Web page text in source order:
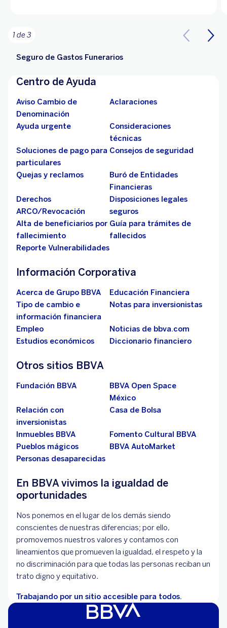
1 de 3
Seguro de Gastos Funerarios
Centro de Ayuda
Aviso Cambio de
Denominación
Aclaraciones
Ayuda urgente
Consideraciones
técnicas
Soluciones de pago para
particulares
Consejos de seguridad
Quejas y reclamos
Buró de Entidades
Financieras
Derechos
ARCO/Revocación
Disposiciones legales
seguros
Alta de beneficiarios por
fallecimiento
Guía para trámites de
fallecidos
Reporte Vulnerabilidades
Información Corporativa
Acerca de Grupo BBVA
Educación Financiera
Tipo de cambio e
información financiera
Notas para inversionistas
Empleo
Noticias de bbva.com
Estudios económicos
Diccionario financiero
Otros sitios BBVA
Fundación BBVA
BBVA Open Space
México
Relación con
inversionistas
Casa de Bolsa
Inmuebles BBVA
Fomento Cultural BBVA
Pueblos mágicos
BBVA AutoMarket
Personas desaparecidas
En BBVA vivimos la igualdad de
oportunidades
Nos ponemos en el lugar de los demás siendo
conscientes de nuestras diferencias; por ello,
promovemos nuestros valores y contamos con
lineamientos que promueven la igualdad, el respeto y la
no discriminación para que todas las personas reciban un
trato digno y equitativo.
Trabajando por un sitio accesible para todos.